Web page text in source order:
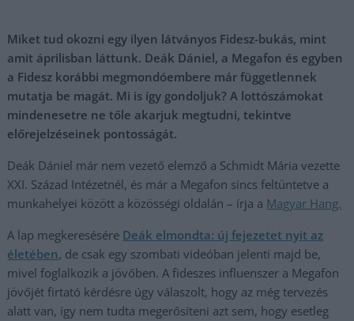
Miket tud okozni egy ilyen látványos Fidesz-bukás, mint
amit áprilisban láttunk. Deák Dániel, a Megafon és egyben
a Fidesz korábbi megmondóembere már függetlennek
mutatja be magát. Mi is így gondoljuk? A lottószámokat
mindenesetre ne tőle akarjuk megtudni, tekintve
előrejelzéseinek pontosságát.
Deák Dániel már nem vezető elemző a Schmidt Mária vezette
XXI. Század Intézetnél, és már a Megafon sincs feltüntetve a
munkahelyei között a közösségi oldalán – írja a Magyar Hang.
A lap megkeresésére Deák elmondta: új fejezetet nyit az
életében, de csak egy szombati videóban jelenti majd be,
mivel foglalkozik a jövőben. A fideszes influenszer a Megafon
jövőjét firtató kérdésre úgy válaszolt, hogy az még tervezés
alatt van, így nem tudta megerősíteni azt sem, hogy esetleg